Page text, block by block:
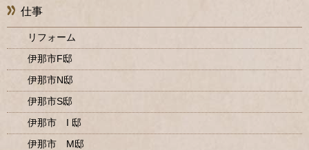
仕事
リフォーム
伊那市F邸
伊那市N邸
伊那市S邸
伊那市 I 邸
伊那市 M邸